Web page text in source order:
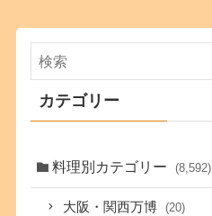
カテゴリー
料理別カテゴリー (8,592)
大阪・関西万博 (20)